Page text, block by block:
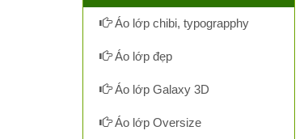
Áo lớp chibi, typograpphy
Áo lớp đẹp
Áo lớp Galaxy 3D
Áo lớp Oversize